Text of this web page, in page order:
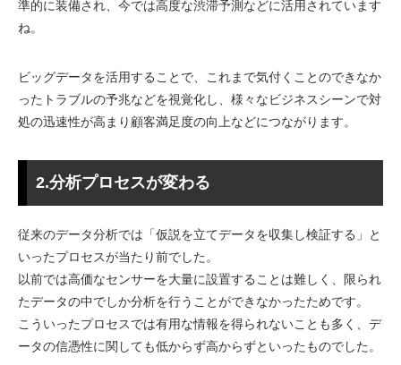
準的に装備され、今では高度な渋滞予測などに活用されています
ね。
ビッグデータを活用することで、これまで気付くことのできなか
ったトラブルの予兆などを視覚化し、様々なビジネスシーンで対
処の迅速性が高まり顧客満足度の向上などにつながります。
2.分析プロセスが変わる
従来のデータ分析では「仮説を立てデータを収集し検証する」と
いったプロセスが当たり前でした。
以前では高価なセンサーを大量に設置することは難しく、限られ
たデータの中でしか分析を行うことができなかったためです。
こういったプロセスでは有用な情報を得られないことも多く、デ
ータの信憑性に関しても低からず高からずといったものでした。